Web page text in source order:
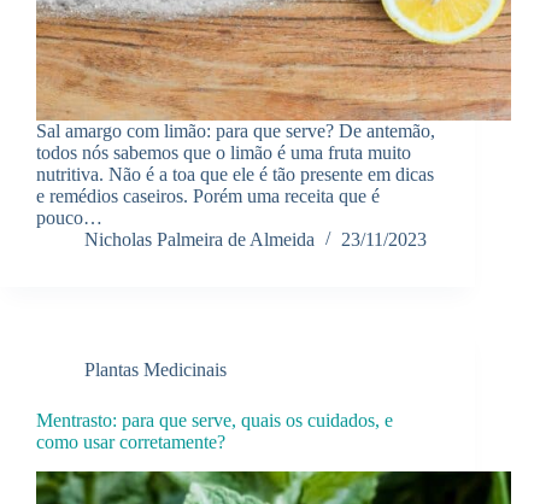
Sal amargo com limão: para que serve? De antemão,
todos nós sabemos que o limão é uma fruta muito
nutritiva. Não é a toa que ele é tão presente em dicas
e remédios caseiros. Porém uma receita que é
pouco…
Nicholas Palmeira de Almeida
23/11/2023
Plantas Medicinais
Mentrasto: para que serve, quais os cuidados, e
como usar corretamente?